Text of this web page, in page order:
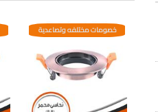
خصومات مختلفه وتصاعدية